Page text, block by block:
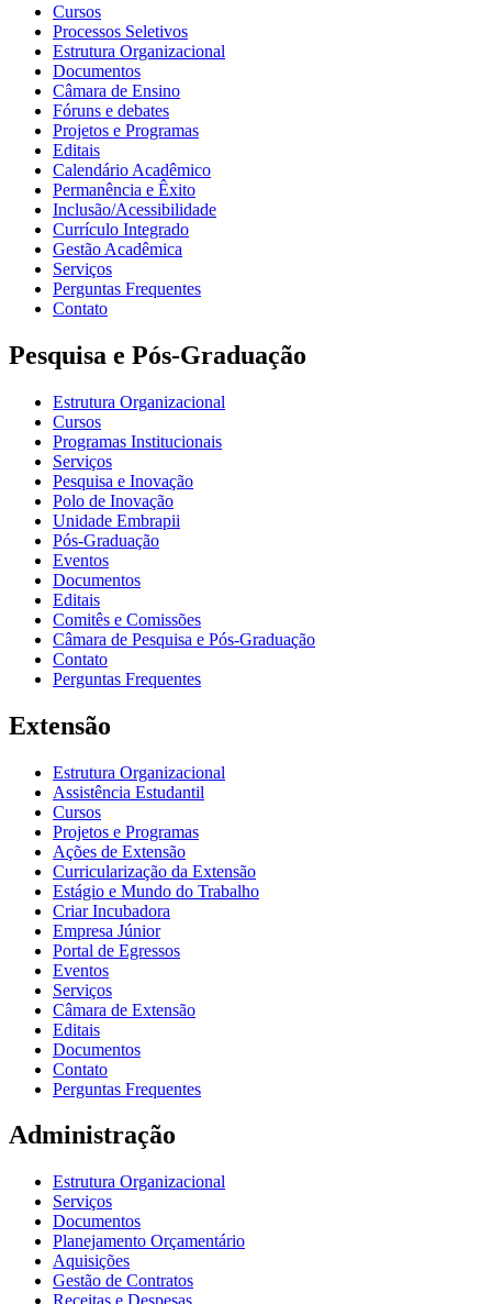
Cursos
Processos Seletivos
Estrutura Organizacional
Documentos
Câmara de Ensino
Fóruns e debates
Projetos e Programas
Editais
Calendário Acadêmico
Permanência e Êxito
Inclusão/Acessibilidade
Currículo Integrado
Gestão Acadêmica
Serviços
Perguntas Frequentes
Contato
Pesquisa e Pós-Graduação
Estrutura Organizacional
Cursos
Programas Institucionais
Serviços
Pesquisa e Inovação
Polo de Inovação
Unidade Embrapii
Pós-Graduação
Eventos
Documentos
Editais
Comitês e Comissões
Câmara de Pesquisa e Pós-Graduação
Contato
Perguntas Frequentes
Extensão
Estrutura Organizacional
Assistência Estudantil
Cursos
Projetos e Programas
Ações de Extensão
Curricularização da Extensão
Estágio e Mundo do Trabalho
Criar Incubadora
Empresa Júnior
Portal de Egressos
Eventos
Serviços
Câmara de Extensão
Editais
Documentos
Contato
Perguntas Frequentes
Administração
Estrutura Organizacional
Serviços
Documentos
Planejamento Orçamentário
Aquisições
Gestão de Contratos